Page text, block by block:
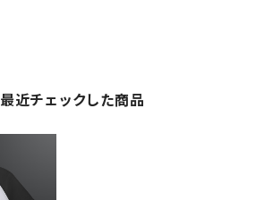
最近チェックした商品